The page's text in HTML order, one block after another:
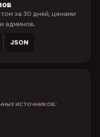
за 30 дней, ценами
админов.
JSON
источников: